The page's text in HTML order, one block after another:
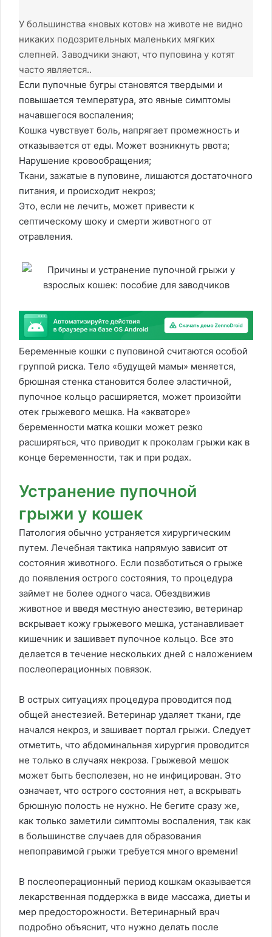
У большинства «новых котов» на животе не видно
никаких подозрительных маленьких мягких
слепней. Заводчики знают, что пуповина у котят
часто является..
Если пупочные бугры становятся твердыми и
повышается температура, это явные симптомы
начавшегося воспаления;
Кошка чувствует боль, напрягает промежность и
отказывается от еды. Может возникнуть рвота;
Нарушение кровообращения;
Ткани, зажатые в пуповине, лишаются достаточного
питания, и происходит некроз;
Это, если не лечить, может привести к
септическому шоку и смерти животного от
отравления.
Беременные кошки с пуповиной считаются особой
группой риска. Тело «будущей мамы» меняется,
брюшная стенка становится более эластичной,
пупочное кольцо расширяется, может произойти
отек грыжевого мешка. На «экваторе»
беременности матка кошки может резко
расширяться, что приводит к проколам грыжи как в
конце беременности, так и при родах.
Устранение пупочной
грыжи у кошек
Патология обычно устраняется хирургическим
путем. Лечебная тактика напрямую зависит от
состояния животного. Если позаботиться о грыже
до появления острого состояния, то процедура
займет не более одного часа. Обездвижив
животное и введя местную анестезию, ветеринар
вскрывает кожу грыжевого мешка, устанавливает
кишечник и зашивает пупочное кольцо. Все это
делается в течение нескольких дней с наложением
послеоперационных повязок.
В острых ситуациях процедура проводится под
общей анестезией. Ветеринар удаляет ткани, где
начался некроз, и зашивает портал грыжи. Следует
отметить, что абдоминальная хирургия проводится
не только в случаях некроза. Грыжевой мешок
может быть бесполезен, но не инфицирован. Это
означает, что острого состояния нет, а вскрывать
брюшную полость не нужно. Не бегите сразу же,
как только заметили симптомы воспаления, так как
в большинстве случаев для образования
непоправимой грыжи требуется много времени!
В послеоперационный период кошкам оказывается
лекарственная поддержка в виде массажа, диеты и
мер предосторожности. Ветеринарный врач
подробно объяснит, что нужно делать после